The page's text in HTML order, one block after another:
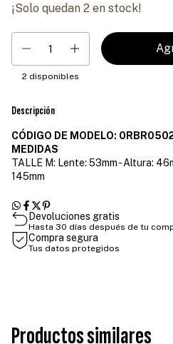
¡Solo quedan 2 en stock!
2 disponibles
Descripción
CÓDIGO DE MODELO:
MEDIDAS
TALLE M: Lente: 53mm - Altura:
145mm
Devoluciones gratis
Hasta 30 días después de tu
Compra segura
Tus datos protegidos
Productos similares